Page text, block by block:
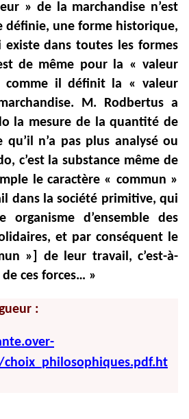
» de la marchandise n’est
définie, une forme historique,
existe dans toutes les formes
de même pour la « valeur
comme il définit la « valeur
M. Rodbertus a
la mesure de la quantité de
n’a pas plus analysé ou
c’est la substance même de
le caractère « commun »
dans la société primitive, qui
organisme d’ensemble des
et par conséquent le
»] de leur travail, c’est-à-
ces forces… »
: